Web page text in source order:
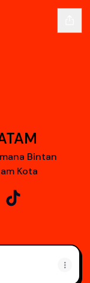
Bintan
Kota